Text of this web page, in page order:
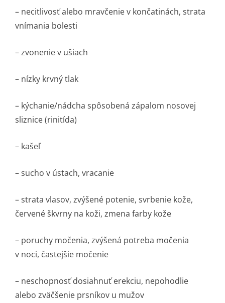
– necitlivosť alebo mravčenie v končatinách, strata
vnímania bolesti
– zvonenie v ušiach
– nízky krvný tlak
– kýchanie/nádcha spôsobená zápalom nosovej
sliznice (rinitída)
– kašeľ
– sucho v ústach, vracanie
– strata vlasov, zvýšené potenie, svrbenie kože,
červené škvrny na koži, zmena farby kože
– poruchy močenia, zvýšená potreba močenia
v noci, častejšie močenie
– neschopnosť dosiahnuť erekciu, nepohodlie
alebo zväčšenie prsníkov u mužov